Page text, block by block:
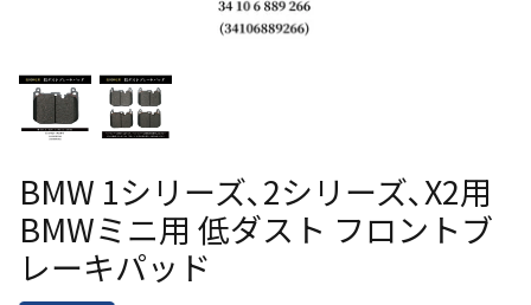
BMW 1シリーズ､2シリーズ､X2用
BMWミニ用 低ダスト フロントブ
レーキパッド